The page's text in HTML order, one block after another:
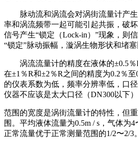
脉动流和涡流会对涡街流量计产生
率和涡流频带一起可能引起共振，破
信号产生“锁定（Lock-in）”现象，则
“锁定”脉动振幅，漩涡生物形状和堵塞
涡流流量计的精度在液体的±0.5％
在±1％R和±2％R之间的精度为0.2％
的仪表系数为低，频率分辨率低，口
仪器不应该是太大口径（DN300以下）
范围的宽度是涡街流量计的特性，但
围。平均液体流量为0.5m / s，气体为
正常流量优于正常测量范围的1/2〜2/3。